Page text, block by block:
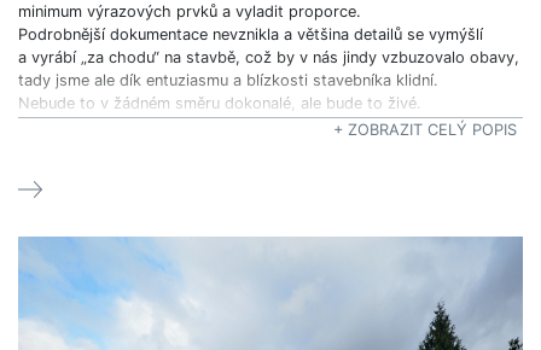
minimum výrazových prvků a vyladit proporce.
Podrobnější dokumentace nevznikla a většina detailů se vymýšlí
a vyrábí „za chodu“ na stavbě, což by v nás jindy vzbuzovalo obavy,
tady jsme ale dík entuziasmu a blízkosti stavebníka klidní.
Nebude to v žádném směru dokonalé, ale bude to živé.
+ ZOBRAZIT CELÝ POPIS